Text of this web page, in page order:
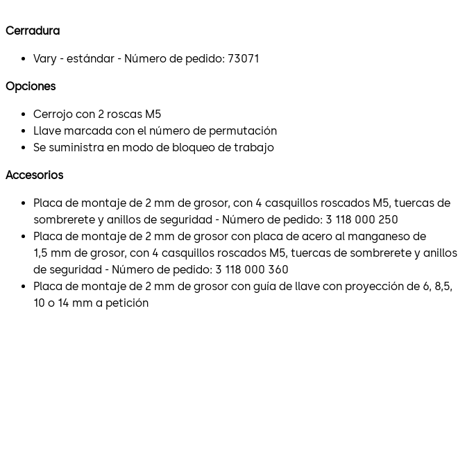
Cerradura
Vary - estándar - Número de pedido: 73071
Opciones
Cerrojo con 2 roscas M5
Llave marcada con el número de permutación
Se suministra en modo de bloqueo de trabajo
Accesorios
Placa de montaje de 2 mm de grosor, con 4 casquillos roscados M5, tuercas de
sombrerete y anillos de seguridad - Número de pedido: 3 118 000 250
Placa de montaje de 2 mm de grosor con placa de acero al manganeso de
1,5 mm de grosor, con 4 casquillos roscados M5, tuercas de sombrerete y anillos
de seguridad - Número de pedido: 3 118 000 360
Placa de montaje de 2 mm de grosor con guía de llave con proyección de 6, 8,5,
10 o 14 mm a petición